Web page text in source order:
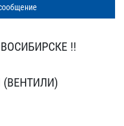
!!